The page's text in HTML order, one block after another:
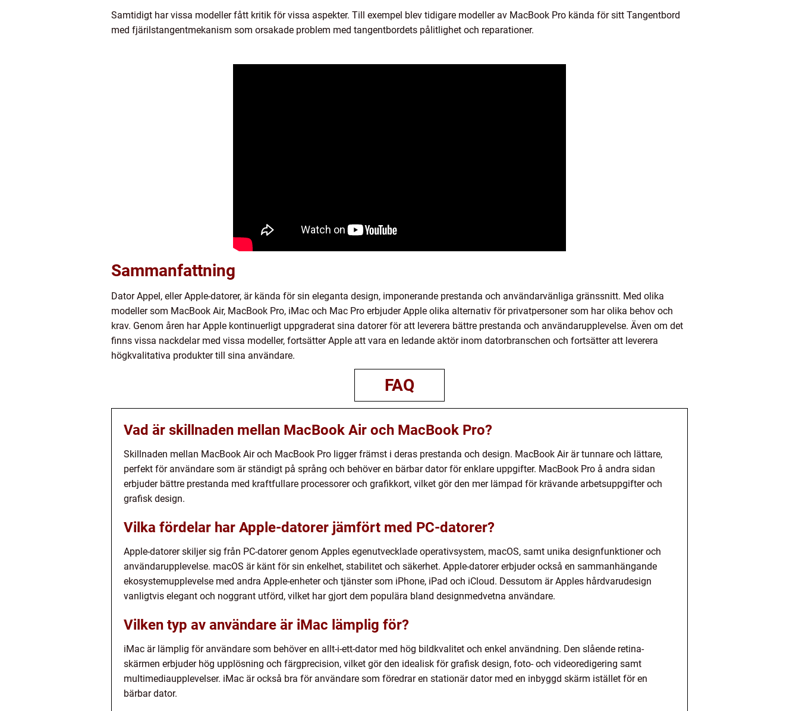
Samtidigt har vissa modeller fått kritik för vissa aspekter. Till exempel blev tidigare modeller av MacBook Pro kända för sitt Tangentbord
med fjärilstangentmekanism som orsakade problem med tangentbordets pålitlighet och reparationer.
Sammanfattning
Dator Appel, eller Apple-datorer, är kända för sin eleganta design, imponerande prestanda och användarvänliga gränssnitt. Med olika
modeller som MacBook Air, MacBook Pro, iMac och Mac Pro erbjuder Apple olika alternativ för privatpersoner som har olika behov och
krav. Genom åren har Apple kontinuerligt uppgraderat sina datorer för att leverera bättre prestanda och användarupplevelse. Även om det
finns vissa nackdelar med vissa modeller, fortsätter Apple att vara en ledande aktör inom datorbranschen och fortsätter att leverera
högkvalitativa produkter till sina användare.
FAQ
Vad är skillnaden mellan MacBook Air och MacBook Pro?
Skillnaden mellan MacBook Air och MacBook Pro ligger främst i deras prestanda och design. MacBook Air är tunnare och lättare,
perfekt för användare som är ständigt på språng och behöver en bärbar dator för enklare uppgifter. MacBook Pro å andra sidan
erbjuder bättre prestanda med kraftfullare processorer och grafikkort, vilket gör den mer lämpad för krävande arbetsuppgifter och
grafisk design.
Vilka fördelar har Apple-datorer jämfört med PC-datorer?
Apple-datorer skiljer sig från PC-datorer genom Apples egenutvecklade operativsystem, macOS, samt unika designfunktioner och
användarupplevelse. macOS är känt för sin enkelhet, stabilitet och säkerhet. Apple-datorer erbjuder också en sammanhängande
ekosystemupplevelse med andra Apple-enheter och tjänster som iPhone, iPad och iCloud. Dessutom är Apples hårdvarudesign
vanligtvis elegant och noggrant utförd, vilket har gjort dem populära bland designmedvetna användare.
Vilken typ av användare är iMac lämplig för?
iMac är lämplig för användare som behöver en allt-i-ett-dator med hög bildkvalitet och enkel användning. Den slående retina-
skärmen erbjuder hög upplösning och färgprecision, vilket gör den idealisk för grafisk design, foto- och videoredigering samt
multimediaupplevelser. iMac är också bra för användare som föredrar en stationär dator med en inbyggd skärm istället för en
bärbar dator.